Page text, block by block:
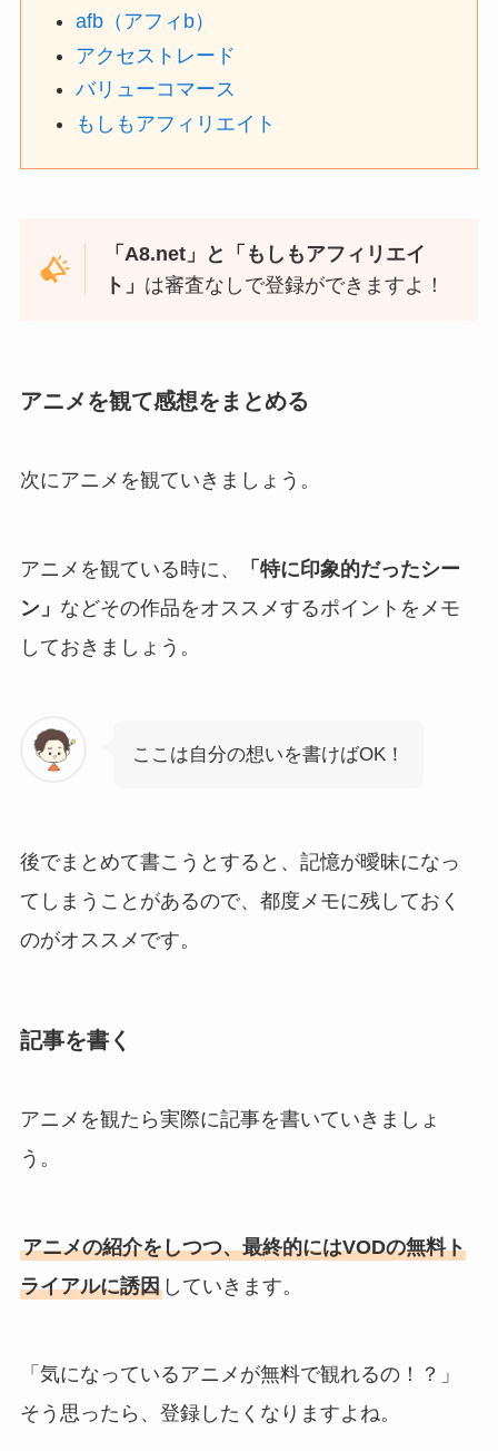
afb（アフィb）
アクセストレード
バリューコマース
もしもアフィリエイト
「A8.net」と「もしもアフィリエイ
ト」 は審査なしで登録ができますよ！
アニメを観て感想をまとめる
次にアニメを観ていきましょう。
アニメを観ている時に、
「特に印象的だったシー
ン」 などその作品をオススメするポイントをメモ
しておきましょう。
ここは自分の想いを書けばOK！
後でまとめて書こうとすると、記憶が曖昧になっ
てしまうことがあるので、都度メモに残しておく
のがオススメです。
記事を書く
アニメを観たら実際に記事を書いていきましょ
う。
アニメの紹介をしつつ、最終的にはVODの無料ト
ライアルに誘因していきます。
「気になっているアニメが無料で観れるの！？」
そう思ったら、登録したくなりますよね。